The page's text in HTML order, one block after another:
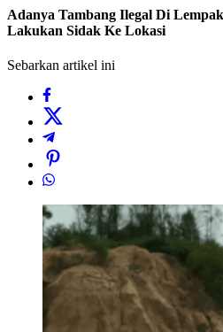
Adanya Tambang Ilegal Di
Lakukan Sidak Ke Lokasi
Sebarkan artikel ini